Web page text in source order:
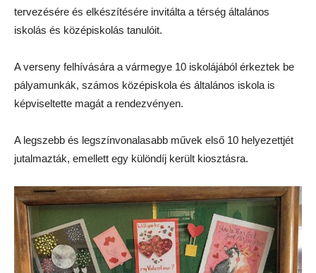
tervezésére és elkészítésére invitálta a térség általános
iskolás és középiskolás tanulóit.
A verseny felhívására a vármegye 10 iskolájából érkeztek be
pályamunkák, számos középiskola és általános iskola is
képviseltette magát a rendezvényen.
A legszebb és legszínvonalasabb művek első 10 helyezettjét
jutalmazták, emellett egy különdíj került kiosztásra.